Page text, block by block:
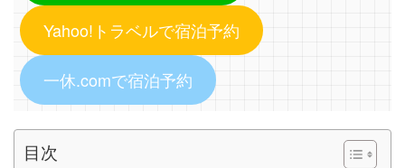
Yahoo!トラベルで宿泊予約
一休.comで宿泊予約
目次